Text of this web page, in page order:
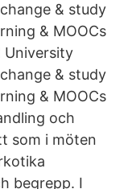
& study
& MOOCs
University
& study
& MOOCs
och
som i möten
begrepp. I